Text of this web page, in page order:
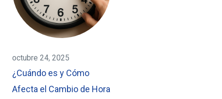
octubre 24, 2025
¿Cuándo es y Cómo
Afecta el Cambio de Hora